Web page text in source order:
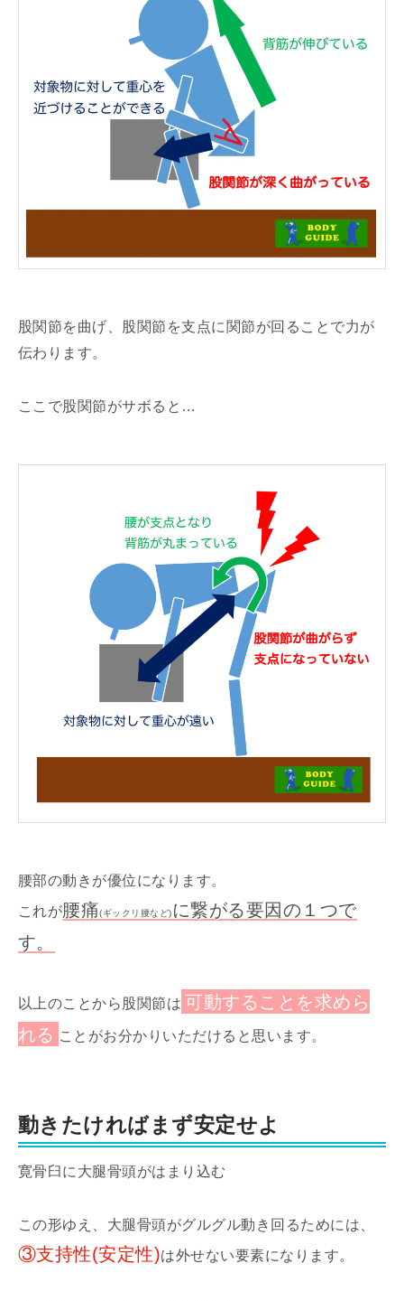
股関節を曲げ、股関節を支点に関節が回ることで力が
伝わります。
ここで股関節がサボると…
腰部の動きが優位になります。
これが腰痛(ギックリ腰など) に繋がる要因の１つで
す。
以上のことから股関節は 可動することを求めら
れる ことがお分かりいただけると思います。
動きたければまず安定せよ
寛骨臼に大腿骨頭がはまり込む
この形ゆえ、大腿骨頭がグルグル動き回るためには、
③支持性(安定性)は外せない要素になります。